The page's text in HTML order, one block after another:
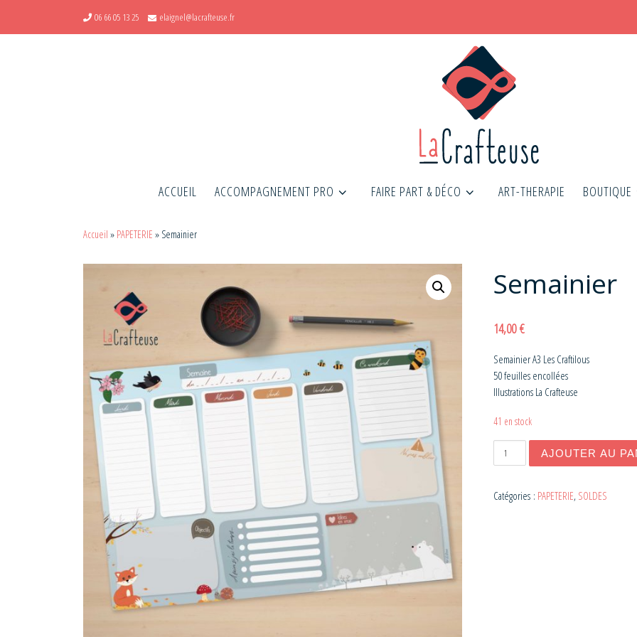
06 66 05 13 25 elaignel@lacrafteuse.fr
ACCUEIL ACCOMPAGNEMENT PRO FAIRE PART & DÉCO ART-THERAPIE BOUTIQUE
Accueil » PAPETERIE » Semainier
Semainier
14,00€
Semainier A3 Les Craftilous
50 feuilles encollées
Illustrations La Crafteuse
41 en stock
quantité de Semainier
AJOUTER AU
Catégories : PAPETERIE, SOLDES